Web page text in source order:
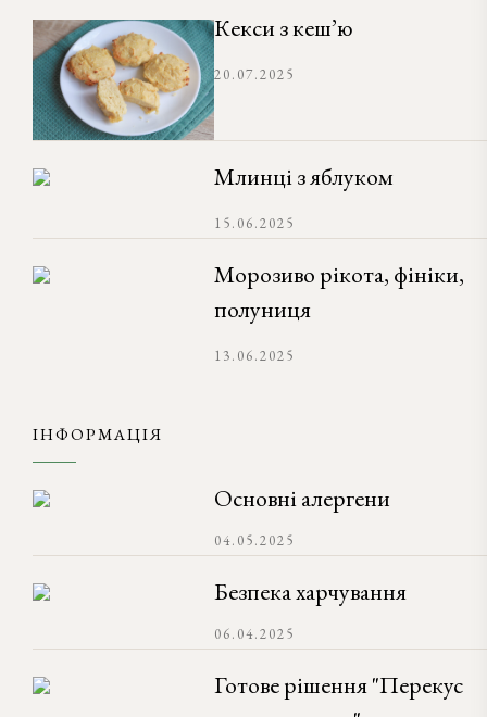
Кекси з кеш’ю
20.07.2025
Млинці з яблуком
15.06.2025
Морозиво рікота, фініки,
полуниця
13.06.2025
ІНФОРМАЦІЯ
Основні алергени
04.05.2025
Безпека харчування
06.04.2025
Готове рішення "Перекус